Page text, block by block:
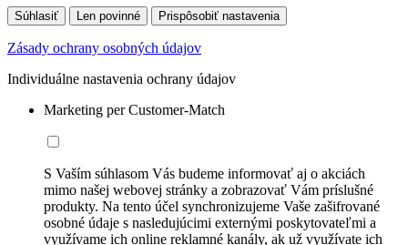
Súhlasiť Len povinné Prispôsobiť nastavenia
Zásady ochrany osobných údajov
Individuálne nastavenia ochrany údajov
Marketing per Customer-Match
S Vaším súhlasom Vás budeme informovať aj o akciách
mimo našej webovej stránky a zobrazovať Vám príslušné
produkty. Na tento účel synchronizujeme Vaše zašifrované
osobné údaje s nasledujúcimi externými poskytovateľmi a
využívame ich online reklamné kanály, ak už využívate ich